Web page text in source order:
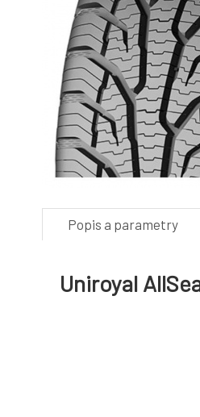
Popis a parametry
Uniroyal